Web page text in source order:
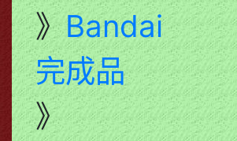
》Bandai
完成品
》